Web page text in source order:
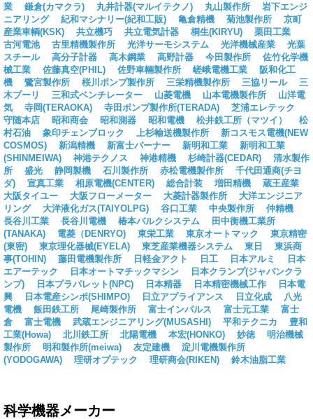
業
鎌倉(カマクラ) 丸井計器(マルイテクノ) 丸山製作所
岩下エンジ
ニアリング
紀和マシナリー(紀和工販) 亀倉精機 菊池製作所
京町
産業車輌(KSK)
共立機巧 共立電気計器 桐生(KIRYU)
栗田工業
古河電池
古里精機製作所 光洋サーモシステム 光洋機械産業
光葉
スチール
高分子計器 高木鋼業 高野計器 今田製作所
佐竹化学機
械工業
佐藤真空(PHIL) 佐野車輛製作所 嵯峨電機工業
阪和化工
機
鷺宮製作所 桜川ポンプ製作所 三栄精機製作所 三協リール
三
木プーリ
三和式ベンチレーター 山菱電機 山本電機製作所
山洋電
気
寺岡(TERAOKA) 寺田ポンプ製作所(TERADA)
芝浦エレテック
守随本店
昭和商会 昭和測器 昭和電機 松井鉄工所（マツイ）
松
村石油
象印チェンブロック 上杉輸送機製作所
新コスモス電機(NEW
COSMOS)
新潟精機 新富士バーナー 新明和工業
新明和工業
(SHINMEIWA)
神港テクノス 神港精機 杉崎計器(CEDAR)
清水製作
所
盛光 静岡製機 石川製作所 赤松電機製作所
千代田通商(チヨ
ダ)
宣真工業 相原電機(CENTER) 総合計装 増田精機
蔵王産業
大阪タイユー
大阪フローメーター 大菱計器製作所
大洋エンジニア
リング
大洋液化ガス(TAIYOLPG) 谷口工業 中央製作所
仲精機
長谷川工業
長谷川電機 椿本バルクシステム
田中衡機工業所
(TANAKA)
電菱（DENRYO) 東栄工業 東京オートマック
東京精密
(東密)
東京理化器械(EYELA) 東芝産業機器システム 東日
東浜商
事(TOHIN)
藤田電機製作所 日軽金アクト 日工 日本アルミ
日本
エアーテック
日本オートマチックマシン
日本クランプ(ジャパンクラ
ンプ)
日本プラパレット(NPC) 日本精器 日本精密機械工作
日本電
興
日本電産シンポ(SHIMPO) 日立アプライアンス 日立化成
八光
電機
飯田鉄工所 尾崎製作所 富士インパルス 富士元工業
富士
倉
富士電機 武蔵エンジニアリング(MUSASHI) 平和テクニカ
豊和
工業(Howa)
北川鉄工所 北陽電機 本宏(HONKO) 妙徳
明治機械
製作所
明和製作所(meiwa) 友定建機
淀川電機製作所
(YODOGAWA)
理研オプテック 理研商会(RIKEN) 鈴木油脂工業
科学機器メーカー